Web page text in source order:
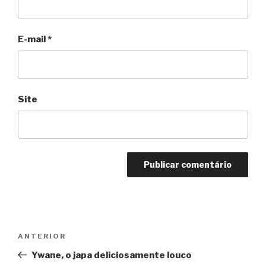
E-mail*
Site
Post
Anterior
ANTERIOR
Ywane, o japa deliciosamente louco